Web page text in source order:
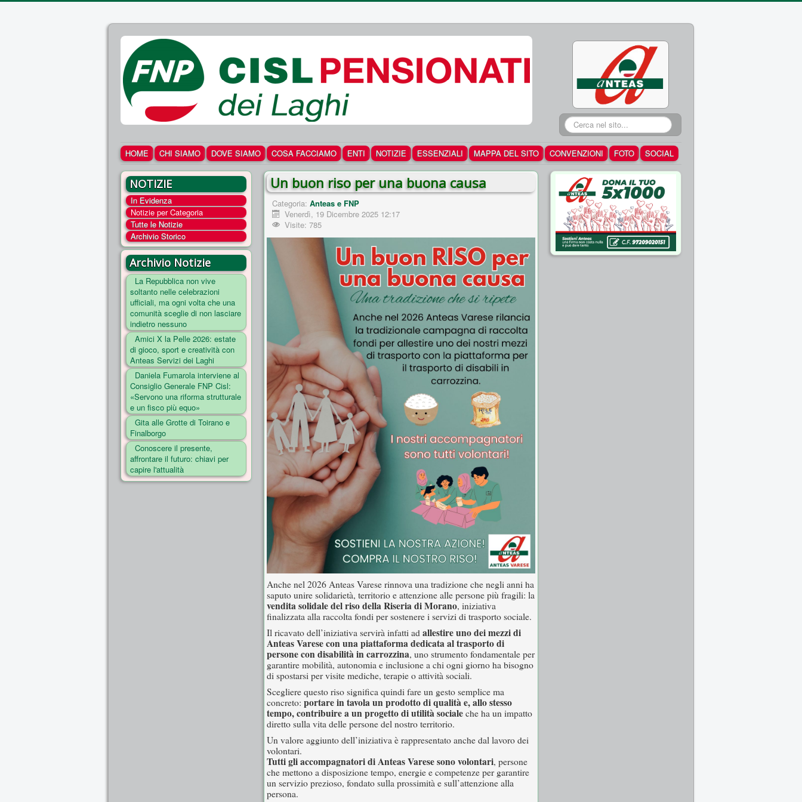
Cerca...
HOME CHI SIAMO DOVE SIAMO COSA FACCIAMO ENTI NOTIZIE ESSENZIALI MAPPA DEL SITO CONVENZIONI FOTO SOCIAL
NOTIZIE
In Evidenza
Notizie per Categoria
Tutte le Notizie
Archivio Storico
Archivio Notizie
La Repubblica non vive
soltanto nelle celebrazioni
ufficiali, ma ogni volta che una
comunità sceglie di non lasciare
indietro nessuno
Amici X la Pelle 2026: estate
di gioco, sport e creatività con
Anteas Servizi dei Laghi
Daniela Fumarola interviene al
Consiglio Generale FNP Cisl:
«Servono una riforma strutturale
e un fisco più equo»
Gita alle Grotte di Toirano e
Finalborgo
Conoscere il presente,
affrontare il futuro: chiavi per
capire l'attualità
Un buon riso per una buona causa
Categoria: Anteas e FNP
Venerdì, 19 Dicembre 2025 12:17
Visite: 785
Anche nel 2026 Anteas Varese rinnova una tradizione che negli anni ha
saputo unire solidarietà, territorio e attenzione alle persone più fragili: la
vendita solidale del riso della Riseria di Morano, iniziativa
finalizzata alla raccolta fondi per sostenere i servizi di trasporto sociale.
Il ricavato dell’iniziativa servirà infatti ad allestire uno dei mezzi di
Anteas Varese con una piattaforma dedicata al trasporto di
persone con disabilità in carrozzina, uno strumento fondamentale per
garantire mobilità, autonomia e inclusione a chi ogni giorno ha bisogno
di spostarsi per visite mediche, terapie o attività sociali.
Scegliere questo riso significa quindi fare un gesto semplice ma
concreto: portare in tavola un prodotto di qualità e, allo stesso
tempo, contribuire a un progetto di utilità sociale che ha un impatto
diretto sulla vita delle persone del nostro territorio.
Un valore aggiunto dell’iniziativa è rappresentato anche dal lavoro dei
volontari.
Tutti gli accompagnatori di Anteas Varese sono volontari, persone
che mettono a disposizione tempo, energie e competenze per garantire
un servizio prezioso, fondato sulla prossimità e sull’attenzione alla
persona.